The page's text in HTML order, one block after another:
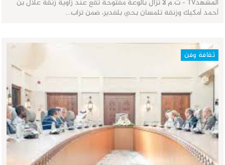
المشهدTV - ت.م لا تزال بالوعة مفتوحة تقع عند زاوية زنقة علال بن
أحمد أمكيك وزنقة تلمسان بحي بلفدير، ضمن تراب…
ثقافة وفن